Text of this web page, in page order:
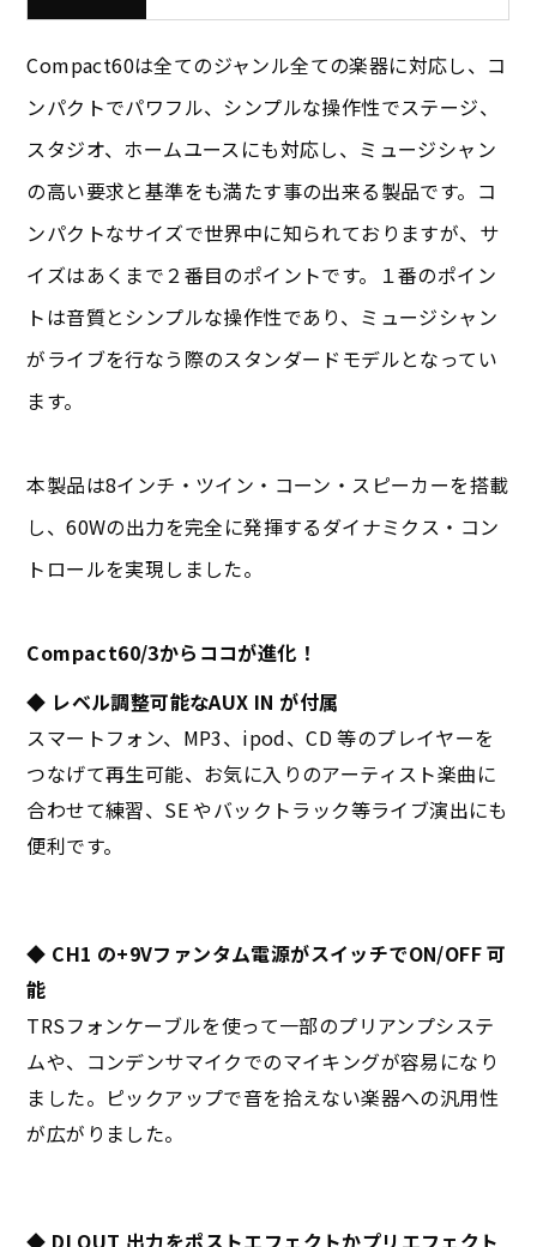
Compact60は全てのジャンル全ての楽器に対応し、コ
ンパクトでパワフル、シンプルな操作性でステージ、
スタジオ、ホームユースにも対応し、ミュージシャン
の高い要求と基準をも満たす事の出来る製品です。コ
ンパクトなサイズで世界中に知られておりますが、サ
イズはあくまで２番目のポイントです。１番のポイン
トは音質とシンプルな操作性であり、ミュージシャン
がライブを行なう際のスタンダードモデルとなってい
ます。
本製品は8インチ・ツイン・コーン・スピーカーを搭載
し、60Wの出力を完全に発揮するダイナミクス・コン
トロールを実現しました。
Compact60/3からココが進化！
◆ レベル調整可能なAUX IN が付属
スマートフォン、MP3、ipod、CD 等のプレイヤーを
つなげて再生可能、お気に入りのアーティスト楽曲に
合わせて練習、SE やバックトラック等ライブ演出にも
便利です。
◆ CH1 の+9Vファンタム電源がスイッチでON/OFF 可
能
TRSフォンケーブルを使って一部のプリアンプシステ
ムや、コンデンサマイクでのマイキングが容易になり
ました。ピックアップで音を拾えない楽器への汎用性
が広がりました。
◆ DI OUT 出力をポストエフェクトかプリエフェクト